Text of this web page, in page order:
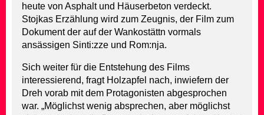
heute von Asphalt und Häuserbeton verdeckt.
Stojkas Erzählung wird zum Zeugnis, der Film zum
Dokument der auf der Wankostättn vormals
ansässigen Sinti:zze und Rom:nja.
Sich weiter für die Entstehung des Films
interessierend, fragt Holzapfel nach, inwiefern der
Dreh vorab mit dem Protagonisten abgesprochen
war. „Möglichst wenig absprechen, aber möglichst